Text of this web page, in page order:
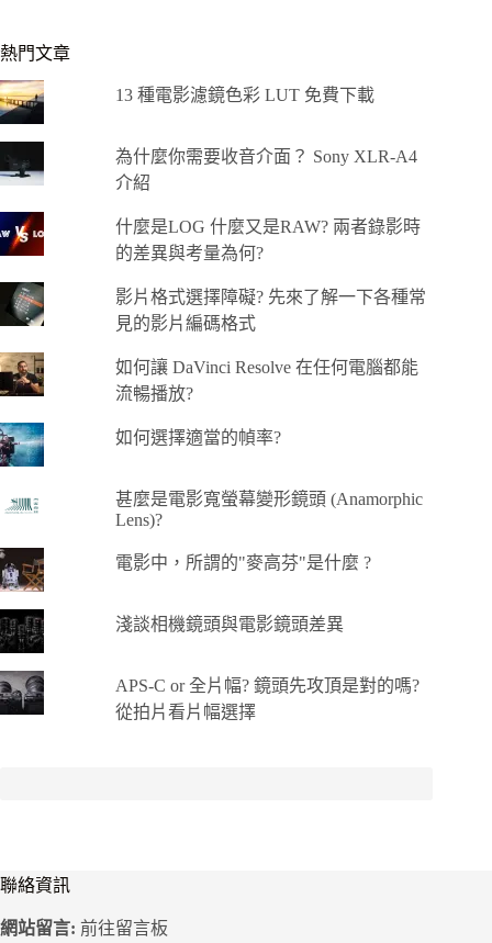
熱門文章
13 種電影濾鏡色彩 LUT 免費下載
為什麼你需要收音介面？ Sony XLR-A4
介紹
什麼是LOG 什麼又是RAW? 兩者錄影時
的差異與考量為何?
影片格式選擇障礙? 先來了解一下各種常
見的影片編碼格式
如何讓 DaVinci Resolve 在任何電腦都能
流暢播放?
如何選擇適當的幀率?
甚麼是電影寬螢幕變形鏡頭 (Anamorphic
Lens)?
電影中，所謂的"麥高芬"是什麼 ?
淺談相機鏡頭與電影鏡頭差異
APS-C or 全片幅? 鏡頭先攻頂是對的嗎?
從拍片看片幅選擇
聯絡資訊
網站留言: 前往留言板